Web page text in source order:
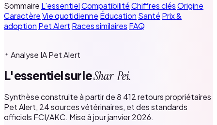
Sommaire L'essentielCompatibilitéChiffres clésOrigine
CaractèreVie quotidienne Éducation Santé Prix &
adoption Pet Alert Races similaires FAQ
Analyse IA Pet Alert
L'essentiel sur leShar-Pei.
Synthèse construite à partir de 8 412 retours propriétaires
Pet Alert, 24 sources vétérinaires, et des standards
officiels FCI/AKC. Mise à jour janvier 2026.